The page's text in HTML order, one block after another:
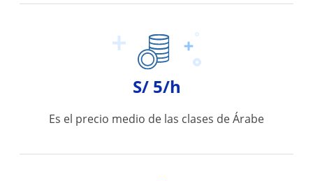
S/ 5/h
Es el precio medio de las clases de Árabe